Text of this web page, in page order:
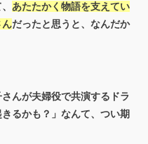
あたたかく物語を支えてい
んだったと思うと、なんだか
んが夫婦役で共演するドラ
るかも？」なんて、つい期